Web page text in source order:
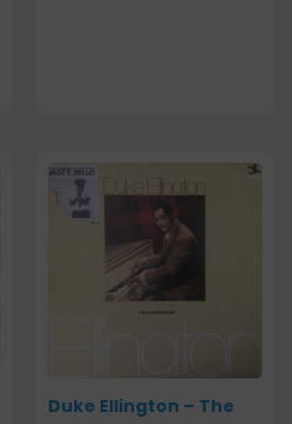
Duke Ellington – The